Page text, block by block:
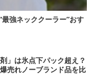
強ネッククーラー”おす
」は氷点下パック超え？
売れノーブランド品を比